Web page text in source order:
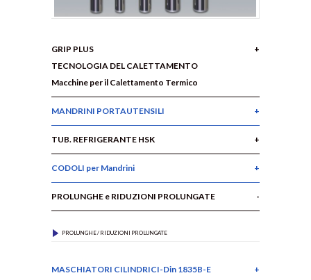
GRIP PLUS
TECNOLOGIA DEL CALETTAMENTO
Macchine per il Calettamento Termico
MANDRINI PORTAUTENSILI
TUB. REFRIGERANTE HSK
CODOLI per Mandrini
PROLUNGHE e RIDUZIONI PROLUNGATE
PROLUNGHE / RIDUZIONI PROLUNGATE
MASCHIATORI CILINDRICI-Din 1835B-E